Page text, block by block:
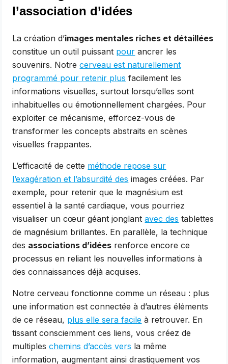
l’association d’idées
La création d’images mentales riches et détaillées
constitue un outil puissant pour ancrer les
souvenirs. Notrecerveau est naturellement
programmé pour retenir plus facilement les
informations visuelles, surtout lorsqu’elles sont
inhabituelles ou émotionnellement chargées. Pour
exploiter ce mécanisme, efforcez-vous de
transformer les concepts abstraits en scènes
visuelles frappantes.
L’efficacité de cette méthode repose sur
l’exagération et l’absurdité des images créées. Par
exemple, pour retenir que le magnésium est
essentiel à la santé cardiaque, vous pourriez
visualiser un cœur géant jonglantavec des tablettes
de magnésium brillantes. En parallèle, la technique
des associations d’idées renforce encore ce
processus en reliant les nouvelles informations à
des connaissances déjà acquises.
Notre cerveau fonctionne comme un réseau : plus
une information est connectée à d’autres éléments
de ce réseau, plus elle sera facile à retrouver. En
tissant consciemment ces liens, vous créez de
multipleschemins d’accès vers la même
information, augmentant ainsi drastiquement vos